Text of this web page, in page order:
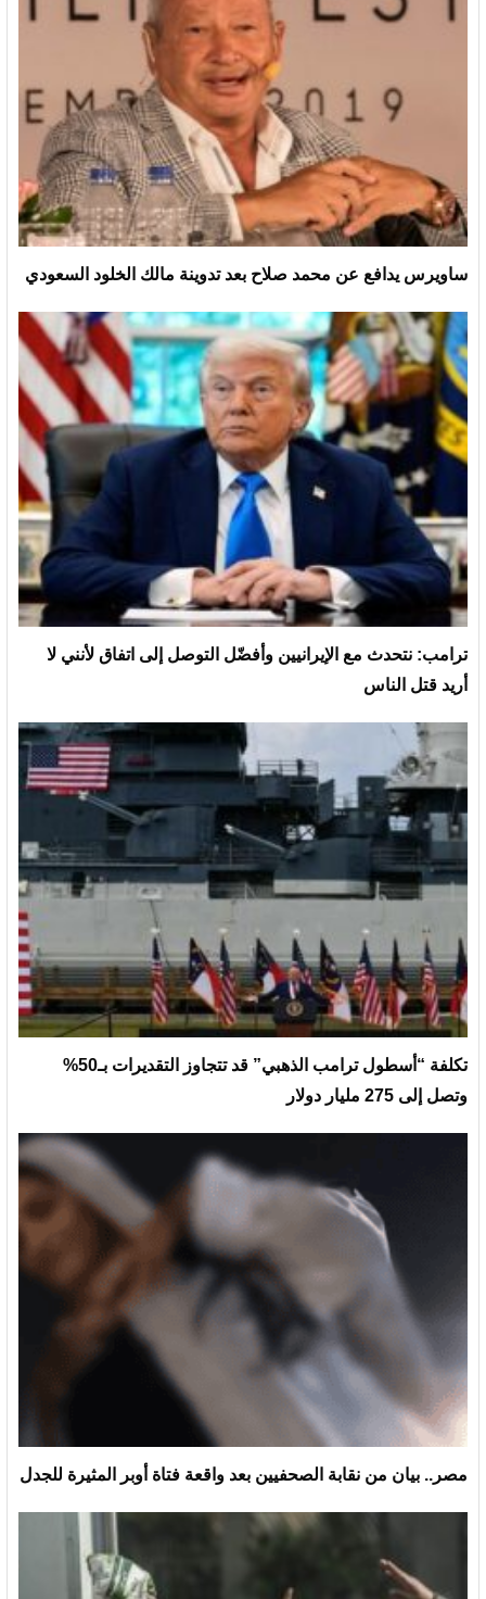
ساويرس يدافع عن محمد صلاح بعد تدوينة مالك الخلود السعودي
ترامب: نتحدث مع الإيرانيين وأفضّل التوصل إلى اتفاق لأنني لا
أريد قتل الناس
تكلفة “أسطول ترامب الذهبي” قد تتجاوز التقديرات بـ50%
وتصل إلى 275 مليار دولار
مصر.. بيان من نقابة الصحفيين بعد واقعة فتاة أوبر المثيرة للجدل